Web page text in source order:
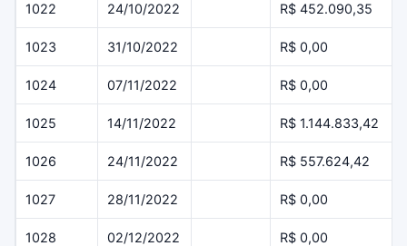
1022 24/10/2022 R$ 452.090,35
1023 31/10/2022 R$ 0,00
1024 07/11/2022 R$ 0,00
1025 14/11/2022 R$ 1.144.833,42
1026 24/11/2022 R$ 557.624,42
1027 28/11/2022 R$ 0,00
1028 02/12/2022 R$ 0,00